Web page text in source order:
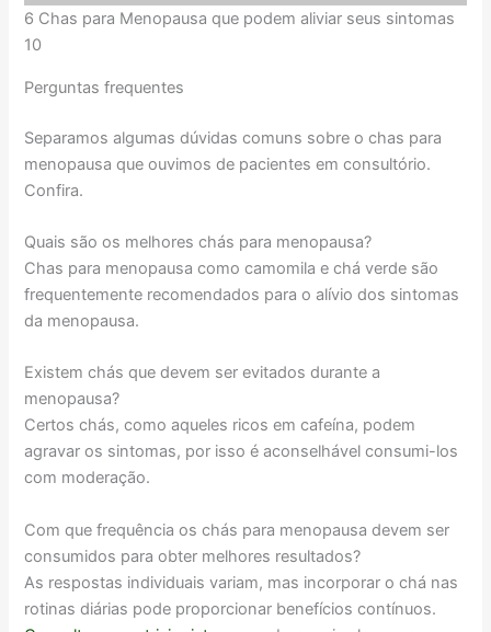
6 Chas para Menopausa que podem aliviar seus sintomas
10
Perguntas frequentes
Separamos algumas dúvidas comuns sobre o chas para
menopausa que ouvimos de pacientes em consultório.
Confira.
Quais são os melhores chás para menopausa?
Chas para menopausa como camomila e chá verde são
frequentemente recomendados para o alívio dos sintomas
da menopausa.
Existem chás que devem ser evitados durante a
menopausa?
Certos chás, como aqueles ricos em cafeína, podem
agravar os sintomas, por isso é aconselhável consumi-los
com moderação.
Com que frequência os chás para menopausa devem ser
consumidos para obter melhores resultados?
As respostas individuais variam, mas incorporar o chá nas
rotinas diárias pode proporcionar benefícios contínuos.